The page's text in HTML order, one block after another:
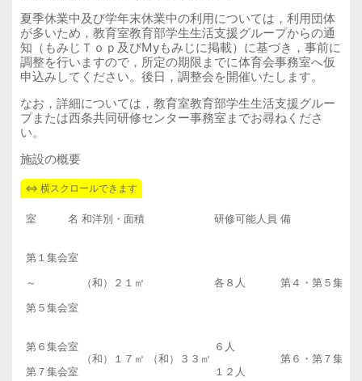
夏季休業中及び学年末休業中の利用については，利用団体
が多いため，教育室教育部学生生活支援グループからの通
知（もみじＴｏｐ及びMyもみじに掲載）に基づき，事前に
調整を行いますので，所定の期限までに体育会事務室へ仮
申込みしてください。後日，調整会を開催いたします。
なお，詳細については，教育室教育部学生生活支援グルー
プまたは西条共同研修センター事務室までお尋ねくださ
い。
施設の概要
室 名 和洋別・面積 研修可能人員 備 考
第１集会室
～
第５集会室
（和）２１㎡ 各８人 第４・第５集会
第６集会室
第７集会室
（和）１７㎡ （和）３３㎡
６人
１２人
第６・第７集会